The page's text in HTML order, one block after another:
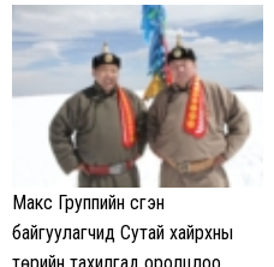
Макс Группийн үүсгэн
байгуулагчид Сутай хайрхны